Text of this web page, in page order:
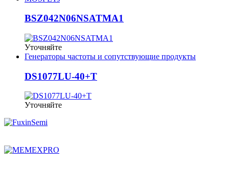
BSZ042N06NSATMA1
Уточняйте
Генераторы частоты и сопутствующие продукты
DS1077LU-40+T
Уточняйте